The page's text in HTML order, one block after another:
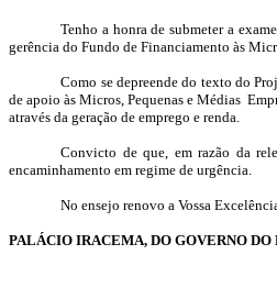
Tenho a honra de submeter a
gerência do Fundo de Financiamento às
Como se depreende do texto do
de apoio às Micros, Pequenas e Médias
através da geração de emprego e renda.
Convicto de que, em razão da
encaminhamento em regime de urgência.
No ensejo renovo a Vossa
PALÁCIO IRACEMA, DO GOVERNO DO